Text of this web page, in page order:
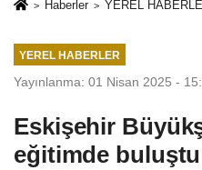
Haberler YEREL
YEREL HABERLER
Yayınlanma: 01 Nisan 2025 -
Eskişehir
eğitimde buluştu